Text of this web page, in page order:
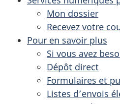
Mon dossier
Recevez votre
Pour en savoir plus
Si vous avez
Dépôt direct
Formulaires et
Listes d’envois